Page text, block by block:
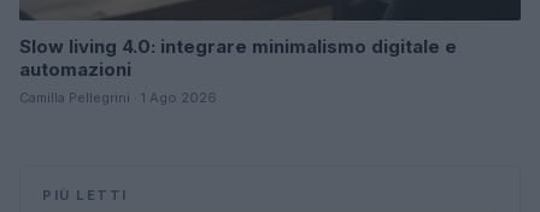
Slow living 4.0: integrare minimalismo digitale e
automazioni
Camilla Pellegrini · 1 Ago 2026
PIÙ LETTI